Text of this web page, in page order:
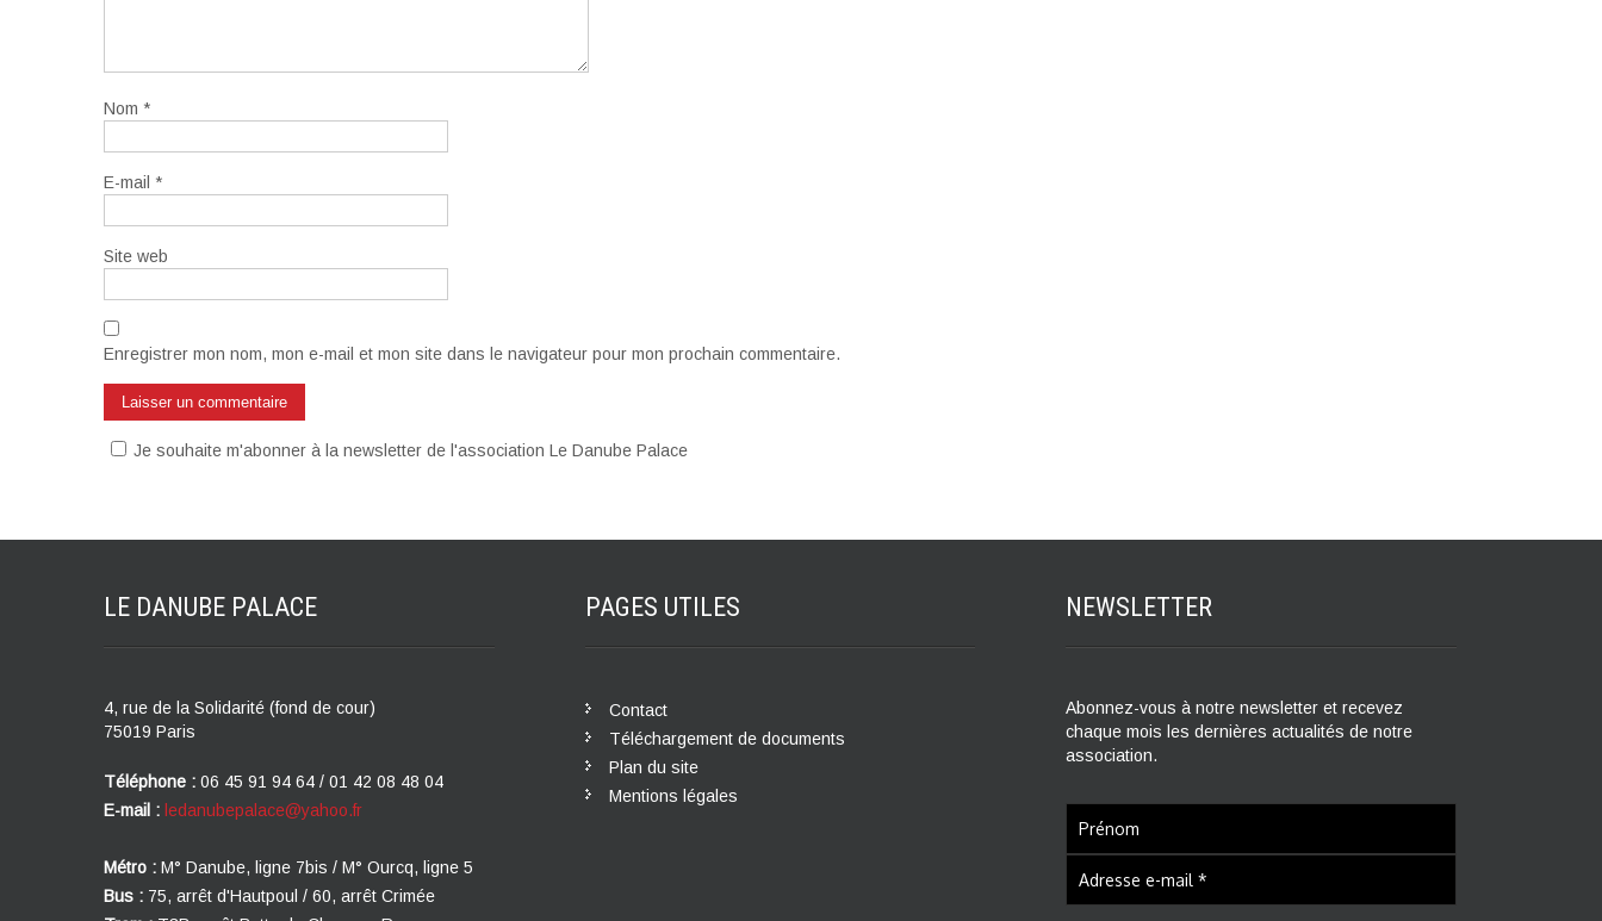
Nom *
E-mail *
Site web
Enregistrer mon nom, mon e-mail et mon site dans le navigateur pour mon prochain commentaire.
Je souhaite m'abonner à la newsletter de l'association Le Danube Palace
LE DANUBE PALACE
4, rue de la Solidarité (fond de cour)
75019 Paris
Téléphone : 06 45 91 94 64 / 01 42 08 48 04
E-mail : ledanubepalace@yahoo.fr
Métro : M° Danube, ligne 7bis / M° Ourcq, ligne 5
Bus : 75, arrêt d'Hautpoul / 60, arrêt Crimée
PAGES UTILES
Contact
Téléchargement de documents
Plan du site
Mentions légales
NEWSLETTER
Abonnez-vous à notre newsletter et recevez
chaque mois les dernières actualités de notre
association.